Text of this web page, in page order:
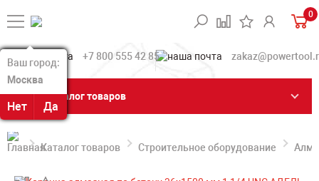
Ваш город:
Москва
Нет Да
Ваш город:
Москва
Нет Да
0
+7 800 555 42 85
Каталог товаров
Каталог товаров Строительное оборудование